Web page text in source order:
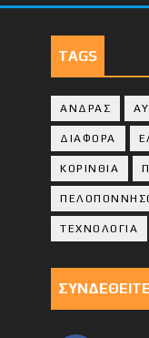
TAGS
ΑΝΔΡΑΣ
ΔΙΑΦΟΡΑ
ΚΟΡΙΝΘΙA
ΤΕΧΝΟΛΟΓΙΑ
ΣΥΝΔΕΘΕΙΤΕ